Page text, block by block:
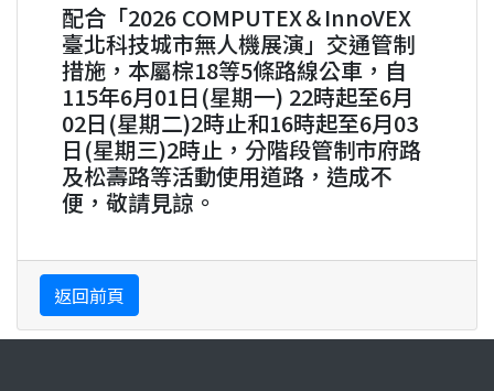
配合「2026 COMPUTEX＆InnoVEX
臺北科技城市無人機展演」交通管制
措施，本屬棕18等5條路線公車，自
115年6月01日(星期一) 22時起至6月
02日(星期二)2時止和16時起至6月03
日(星期三)2時止，分階段管制市府路
及松壽路等活動使用道路，造成不
便，敬請見諒。
返回前頁